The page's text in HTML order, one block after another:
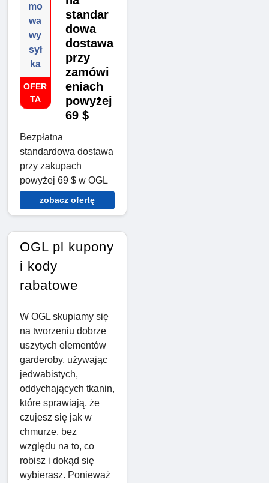
mo
wa
wy
sył
ka
OFER
TA
standar
dowa
dostawa
przy
zamówi
eniach
powyżej
69 $
Bezpłatna
standardowa dostawa
przy zakupach
powyżej 69 $ w OGL
zobacz ofertę
OGL pl kupony
i kody
rabatowe
W OGL skupiamy się
na tworzeniu dobrze
uszytych elementów
garderoby, używając
jedwabistych,
oddychających tkanin,
które sprawiają, że
czujesz się jak w
chmurze, bez
względu na to, co
robisz i dokąd się
wybierasz. Ponieważ